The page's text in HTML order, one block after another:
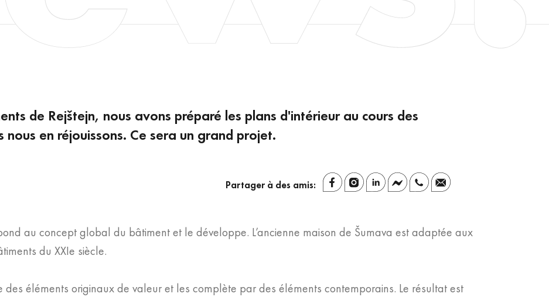
de Rejštejn, nous avons préparé les plans d'intérieur au cours des
nous en réjouissons. Ce sera un grand projet.
Partager à des amis:
au concept global du bâtiment et le développe. L’ancienne maison de Šumava est adaptée aux
du XXIe siècle.
des éléments originaux de valeur et les complète par des éléments contemporains. Le résultat est